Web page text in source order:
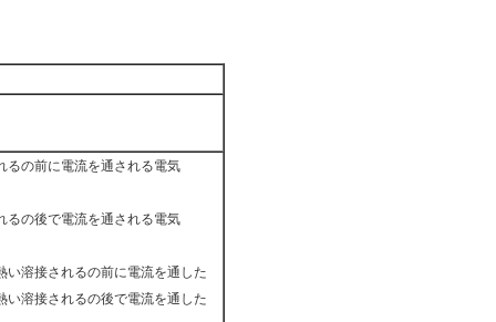
るの前に電流を通される電気
るの後で電流を通される電気
い溶接されるの前に電流を通した
い溶接されるの後で電流を通した